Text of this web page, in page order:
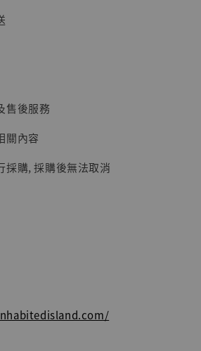
售後服務
關內容
採購, 採購後無法取消